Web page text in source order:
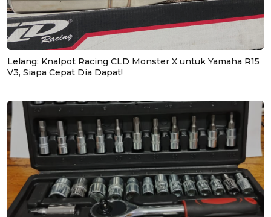
Lelang: Knalpot Racing CLD Monster X untuk Yamaha R15
V3, Siapa Cepat Dia Dapat!